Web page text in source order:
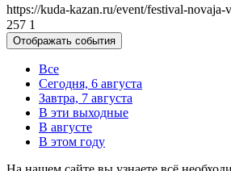
https://kuda-kazan.ru/event/festival-novaja-
257 1
Отображать события
Все
Сегодня, 6 августа
Завтра, 7 августа
В эти выходные
В августе
В этом году